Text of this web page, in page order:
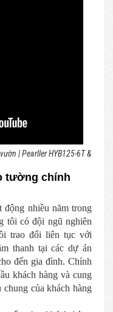
| Pearller HYB125-6T &
tường chính
nhiều năm trong
tôi có đội ngũ nghiên
trao đổi liên tục với
thanh tại các dự án
đến gia đình. Chính
khách hàng và cung
chung của khách hàng